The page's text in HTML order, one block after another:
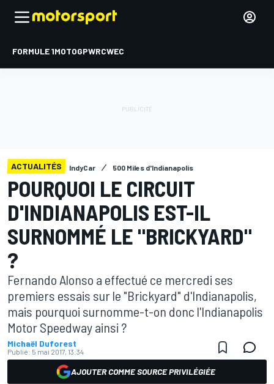
FORMULE 1MOTOGPWRCWEC
ACTUALITÉS IndyCar 500 Miles d'Indianapolis
POURQUOI LE CIRCUIT
D'INDIANAPOLIS EST-IL
SURNOMMÉ LE "BRICKYARD"
?
Fernando Alonso a effectué ce mercredi ses
premiers essais sur le "Brickyard" d'Indianapolis,
mais pourquoi surnomme-t-on donc l'Indianapolis
Motor Speedway ainsi ?
Michaël Duforest
Publié: 5 mai 2017, 13:34
AJOUTER COMME SOURCE PRIVILÉGIÉE